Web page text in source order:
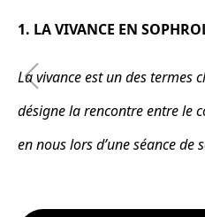
1. LA VIVANCE EN
La vivance est un des termes
désigne la rencontre entre le
en nous lors d’une séance de